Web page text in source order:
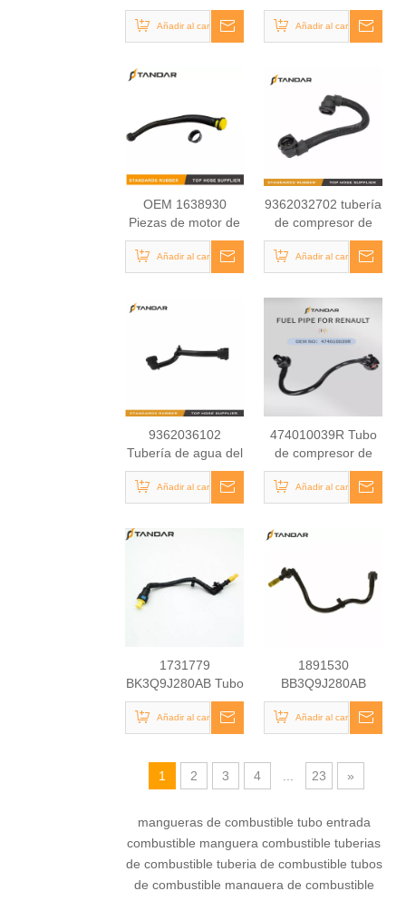
conector de
combustible
Conjunto de
diferencias
Añadir al carrito
repuesto
automáticamente
tubería de
camión Mercedes
Benz
Añadir al carrito
OEM 1638930
Piezas de motor de
repuesto
automáticamente
tubería de
camión DAF
Añadir al carrito
9362032702 tubería
de compresor de
aire para Mercedes
Benz
Añadir al carrito
9362036102
Tubería de agua del
compresor de motor
para Mercedes
Benz
Añadir al carrito
474010039R Tubo
de compresor de
aire para Mercedes
Benz
Añadir al carrito
1731779
BK3Q9J280AB Tubo
de combustible para
Ford Transit Mk4
Añadir al carrito
1891530
BB3Q9J280AB
Manguera de
suministro de aceite
de combustible
Ranger 2.2TDCI
Añadir al carrito
1 2 3 4 23 »
mangueras de combustible tubo entrada
combustible manguera combustible tuberias
de combustible tuberia de combustible tubos
de combustible manguera de combustible